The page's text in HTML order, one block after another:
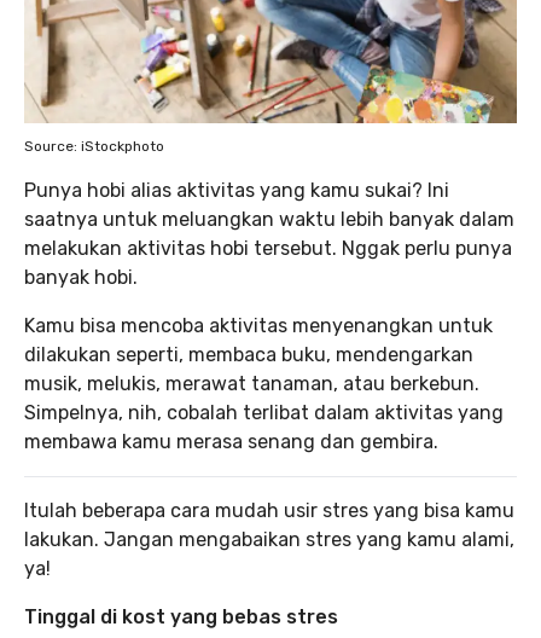
Source: iStockphoto
Punya hobi alias aktivitas yang kamu sukai? Ini
saatnya untuk meluangkan waktu lebih banyak dalam
melakukan aktivitas hobi tersebut. Nggak perlu punya
banyak hobi.
Kamu bisa mencoba aktivitas menyenangkan untuk
dilakukan seperti, membaca buku, mendengarkan
musik, melukis, merawat tanaman, atau berkebun.
Simpelnya, nih, cobalah terlibat dalam aktivitas yang
membawa kamu merasa senang dan gembira.
Itulah beberapa cara mudah usir stres yang bisa kamu
lakukan. Jangan mengabaikan stres yang kamu alami,
ya!
Tinggal di kost yang bebas stres